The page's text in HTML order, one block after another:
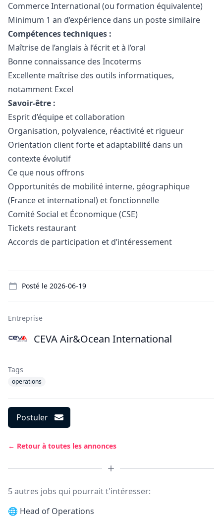
Commerce International (ou formation équivalente)
Minimum 1 an d’expérience dans un poste similaire
Compétences techniques :
Maîtrise de l’anglais à l’écrit et à l’oral
Bonne connaissance des Incoterms
Excellente maîtrise des outils informatiques,
notamment Excel
Savoir-être :
Esprit d’équipe et collaboration
Organisation, polyvalence, réactivité et rigueur
Orientation client forte et adaptabilité dans un
contexte évolutif
Ce que nous offrons
Opportunités de mobilité interne, géographique
(France et international) et fonctionnelle
Comité Social et Économique (CSE)
Tickets restaurant
Accords de participation et d’intéressement
Posté le 2026-06-19
Entreprise
CEVA Air&Ocean International
Tags
operations
Postuler
← Retour à toutes les annonces
5 autres jobs qui pourrait t'intéresser:
🌐 Head of Operations